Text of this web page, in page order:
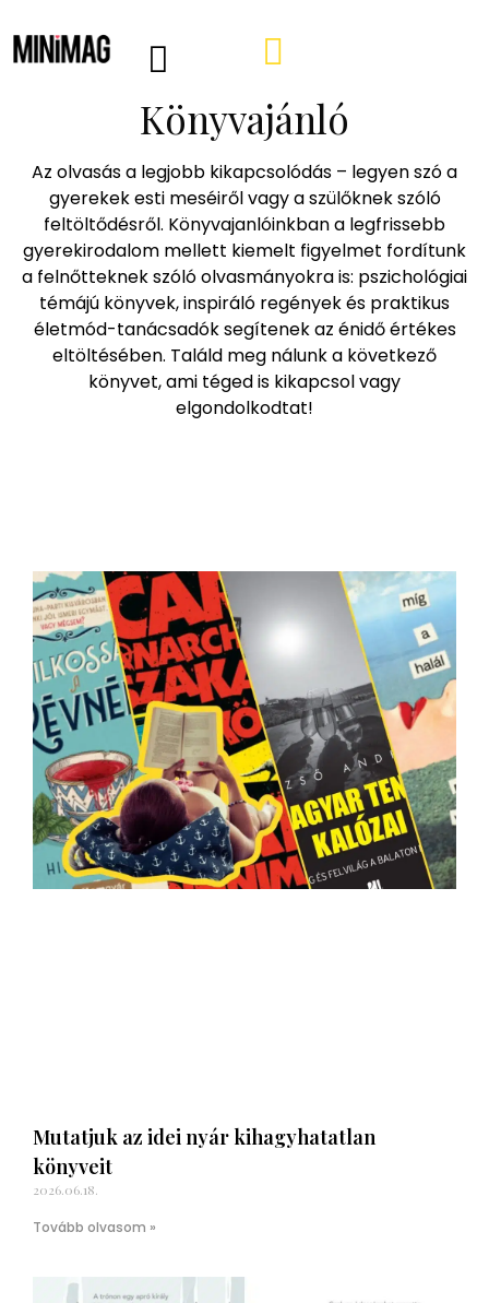
Könyvajánló
Az olvasás a legjobb kikapcsolódás – legyen szó a
gyerekek esti meséiről vagy a szülőknek szóló
feltöltődésről. Könyvajanlóinkban a legfrissebb
gyerekirodalom mellett kiemelt figyelmet fordítunk
a felnőtteknek szóló olvasmányokra is: pszichológiai
témájú könyvek, inspiráló regények és praktikus
életmód-tanácsadók segítenek az énidő értékes
eltöltésében. Találd meg nálunk a következő
könyvet, ami téged is kikapcsol vagy
elgondolkodtat!
Mutatjuk az idei nyár kihagyhatatlan
könyveit
2026.06.18.
Tovább olvasom »